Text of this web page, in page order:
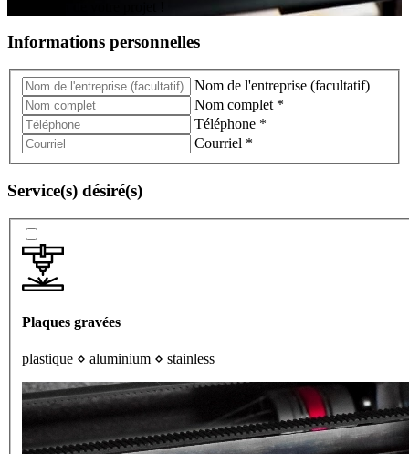
Informations personnelles
Nom de l'entreprise (facultatif)
Nom complet *
Téléphone *
Courriel *
Service(s) désiré(s)
Plaques gravées
plastique ⋄ aluminium ⋄ stainless